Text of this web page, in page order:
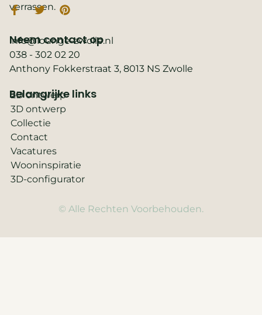
verrassen.
Belangrijke links
2D ontwerp
3D ontwerp
Collectie
Contact
Vacatures
Wooninspiratie
3D-configurator
Neem contact op
info@lounge-zwolle.nl
038 - 302 02 20
Anthony Fokkerstraat 3, 8013 NS Zwolle
© Alle Rechten Voorbehouden.